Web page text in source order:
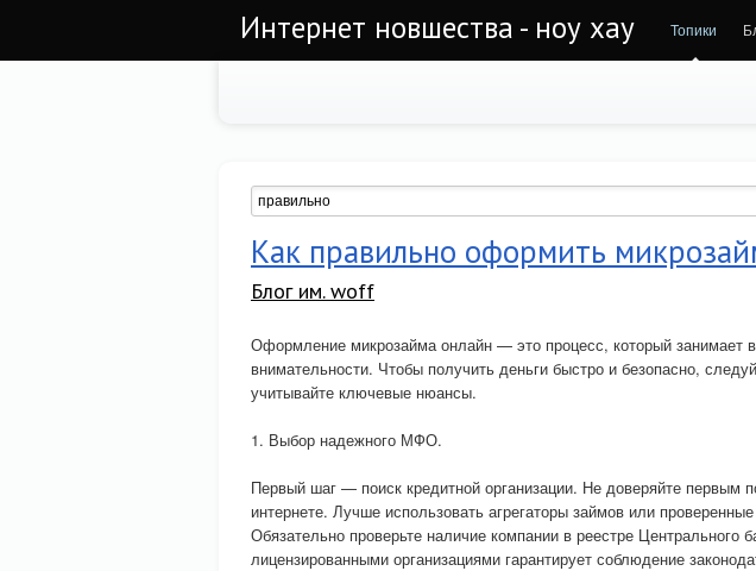
Интернет новшества - ноу хау Топики
Как правильно оформить
Блог им. woff
Оформление микрозайма онлайн — это процесс, который занимает
внимательности. Чтобы получить деньги быстро и безопасно,
учитывайте ключевые нюансы.
1. Выбор надежного МФО.
Первый шаг — поиск кредитной организации. Не доверяйте первым
интернете. Лучше использовать агрегаторы займов или
Обязательно проверьте наличие компании в реестре Центрального
лицензированными организациями гарантирует соблюдение